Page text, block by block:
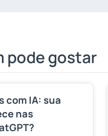
pode gostar
com IA: sua
nas